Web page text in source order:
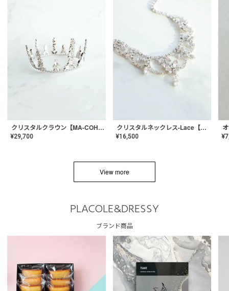
クリスタルクラウン【MA-COHD-01】韓国風クラウン/ウェディングクラウン/ティアラ
¥29,700
クリスタルネックレス-Lace【MA-CONL-02】
¥16,500 ¥
View more
PLACOLE&DRESSY
ブランド商品